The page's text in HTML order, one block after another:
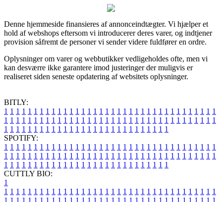
Denne hjemmeside finansieres af annonceindtægter. Vi hjælper et
hold af webshops eftersom vi introducerer deres varer, og indtjener
provision såfremt de personer vi sender videre fuldfører en ordre.
Oplysninger om varer og webbutikker vedligeholdes ofte, men vi
kan desværre ikke garantere imod justeringer der muligvis er
realiseret siden seneste opdatering af websitets oplysninger.
BITLY:
1 1 1 1 1 1 1 1 1 1 1 1 1 1 1 1 1 1 1 1 1 1 1 1 1 1 1 1 1 1 1 1 1 1 1 1
1 1 1 1 1 1 1 1 1 1 1 1 1 1 1 1 1 1 1 1 1 1 1 1 1 1 1 1 1 1 1 1 1 1 1 1
1 1 1 1 1 1 1 1 1 1 1 1 1 1 1 1 1 1 1 1 1 1 1 1 1 1 1 1
SPOTIFY:
1 1 1 1 1 1 1 1 1 1 1 1 1 1 1 1 1 1 1 1 1 1 1 1 1 1 1 1 1 1 1 1 1 1 1 1
1 1 1 1 1 1 1 1 1 1 1 1 1 1 1 1 1 1 1 1 1 1 1 1 1 1 1 1 1 1 1 1 1 1 1 1
1 1 1 1 1 1 1 1 1 1 1 1 1 1 1 1 1 1 1 1 1 1 1 1 1 1 1 1
CUTTLY BIO:
1
1 1 1 1 1 1 1 1 1 1 1 1 1 1 1 1 1 1 1 1 1 1 1 1 1 1 1 1 1 1 1 1 1 1 1 1
1 1 1 1 1 1 1 1 1 1 1 1 1 1 1 1 1 1 1 1 1 1 1 1 1 1 1 1 1 1 1 1 1 1 1 1